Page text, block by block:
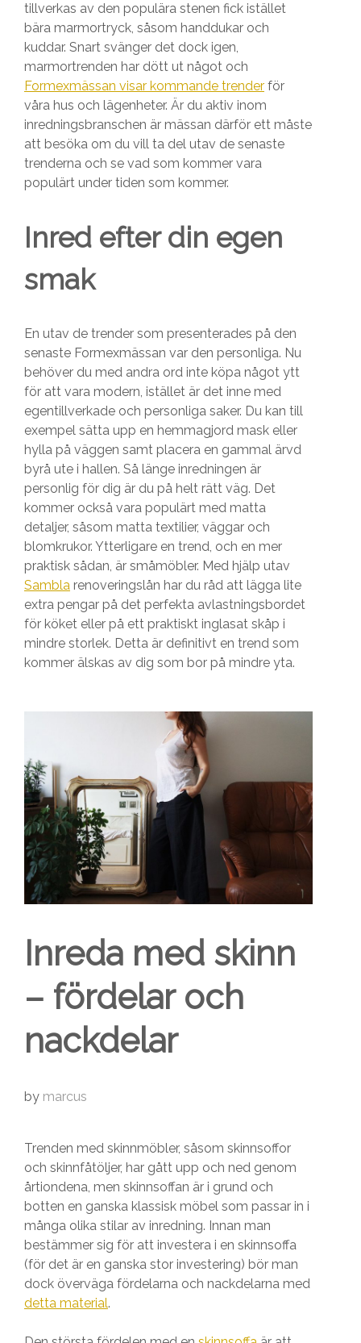
tillverkas av den populära stenen fick istället
bära marmortryck, såsom handdukar och
kuddar. Snart svänger det dock igen,
marmortrenden har dött ut något och
Formexmässan visar kommande trender för
våra hus och lägenheter. Är du aktiv inom
inredningsbranschen är mässan därför ett måste
att besöka om du vill ta del utav de senaste
trenderna och se vad som kommer vara
populärt under tiden som kommer.
Inred efter din egen
smak
En utav de trender som presenterades på den
senaste Formexmässan var den personliga. Nu
behöver du med andra ord inte köpa något ytt
för att vara modern, istället är det inne med
egentillverkade och personliga saker. Du kan till
exempel sätta upp en hemmagjord mask eller
hylla på väggen samt placera en gammal ärvd
byrå ute i hallen. Så länge inredningen är
personlig för dig är du på helt rätt väg. Det
kommer också vara populärt med matta
detaljer, såsom matta textilier, väggar och
blomkrukor. Ytterligare en trend, och en mer
praktisk sådan, är småmöbler. Med hjälp utav
Sambla renoveringslån har du råd att lägga lite
extra pengar på det perfekta avlastningsbordet
för köket eller på ett praktiskt inglasat skåp i
mindre storlek. Detta är definitivt en trend som
kommer älskas av dig som bor på mindre yta.
Inreda med skinn
– fördelar och
nackdelar
by marcus
Trenden med skinnmöbler, såsom skinnsoffor
och skinnfåtöljer, har gått upp och ned genom
årtiondena, men skinnsoffan är i grund och
botten en ganska klassisk möbel som passar in i
många olika stilar av inredning. Innan man
bestämmer sig för att investera i en skinnsoffa
(för det är en ganska stor investering) bör man
dock överväga fördelarna och nackdelarna med
detta material.